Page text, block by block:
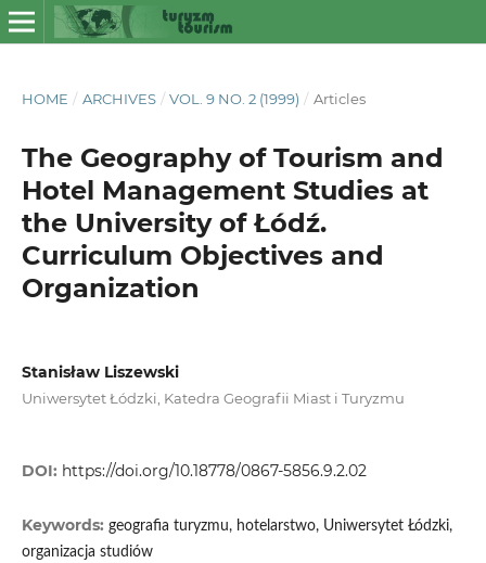
HOME / ARCHIVES / VOL. 9 NO. 2 (1999) / Articles
The Geography of Tourism and
Hotel Management Studies at
the University of Łódź.
Curriculum Objectives and
Organization
Stanisław Liszewski
Uniwersytet Łódzki, Katedra Geografii Miast i Turyzmu
DOI: https://doi.org/10.18778/0867-5856.9.2.02
Keywords: geografia turyzmu, hotelarstwo, Uniwersytet Łódzki,
organizacja studiów